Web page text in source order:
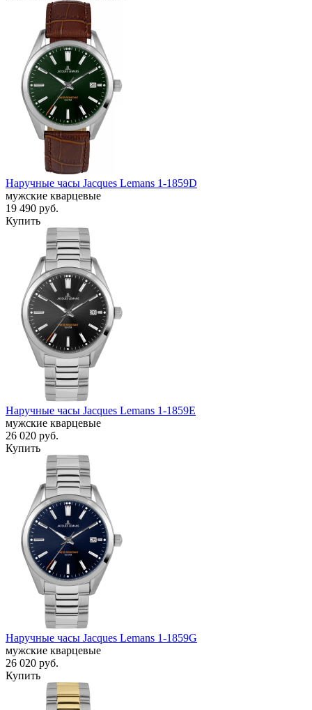
Наручные часы Jacques Lemans 1-1859D
мужские кварцевые
19 490 руб.
Купить
Наручные часы Jacques Lemans 1-1859E
мужские кварцевые
26 020 руб.
Купить
Наручные часы Jacques Lemans 1-1859G
мужские кварцевые
26 020 руб.
Купить